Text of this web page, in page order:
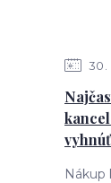
30
vyhnúť
Nákup